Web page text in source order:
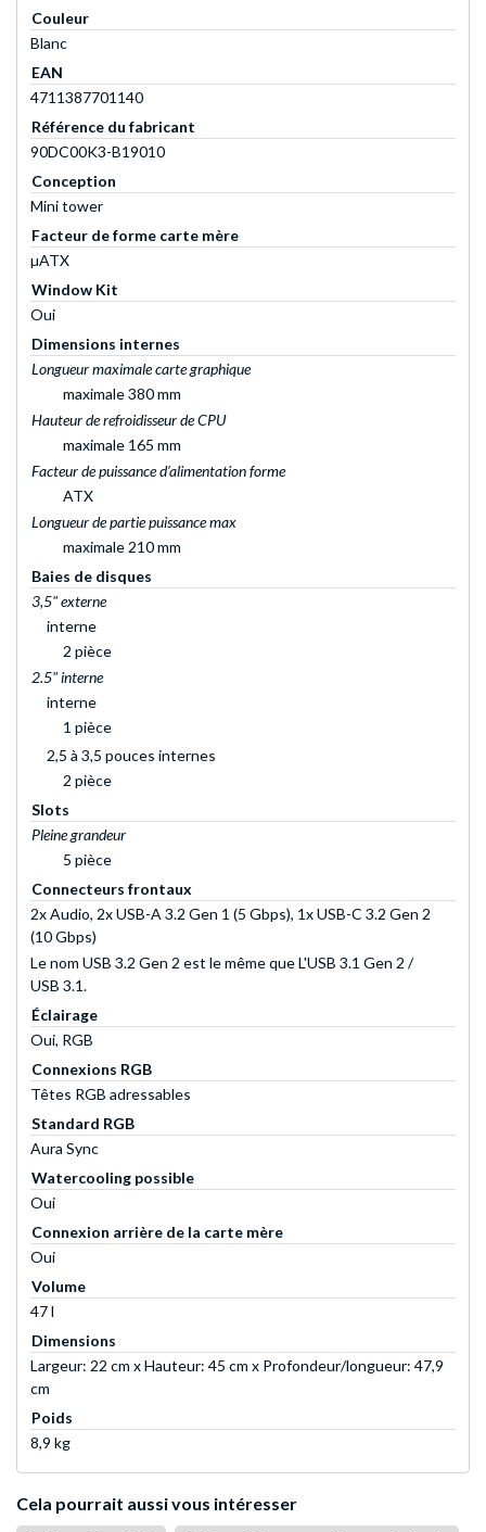
Couleur
Blanc
EAN
4711387701140
Référence du fabricant
90DC00K3-B19010
Conception
Mini tower
Facteur de forme carte mère
µATX
Window Kit
Oui
Dimensions internes
Longueur maximale carte graphique
maximale 380 mm
Hauteur de refroidisseur de CPU
maximale 165 mm
Facteur de puissance d’alimentation forme
ATX
Longueur de partie puissance max
maximale 210 mm
Baies de disques
3,5" externe
interne
2 pièce
2.5" interne
interne
1 pièce
2,5 à 3,5 pouces internes
2 pièce
Slots
Pleine grandeur
5 pièce
Connecteurs frontaux
2x Audio, 2x USB-A 3.2 Gen 1 (5 Gbps), 1x USB-C 3.2 Gen 2
(10 Gbps)
Le nom USB 3.2 Gen 2 est le même que L'USB 3.1 Gen 2 /
USB 3.1.
Éclairage
Oui, RGB
Connexions RGB
Têtes RGB adressables
Standard RGB
Aura Sync
Watercooling possible
Oui
Connexion arrière de la carte mère
Oui
Volume
47 l
Dimensions
Largeur: 22 cm x Hauteur: 45 cm x Profondeur/longueur: 47,9
cm
Poids
8,9 kg
Cela pourrait aussi vous intéresser